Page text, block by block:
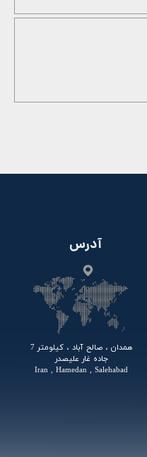
همدان ، صالح آباد ، کیلومتر 7
جاده غار علیصدر
Iran , Hamedan , Salehabad
آدرس